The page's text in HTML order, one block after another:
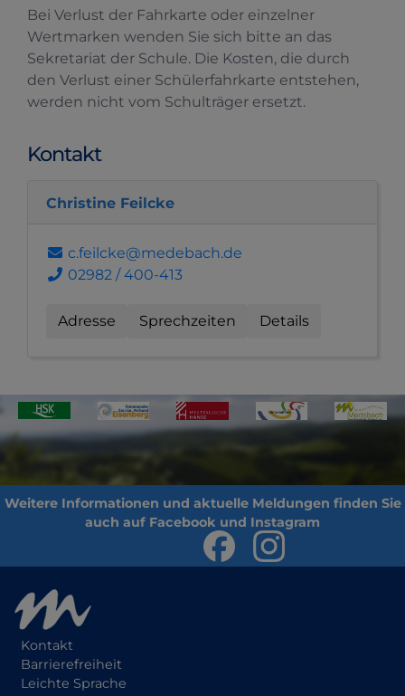
Bei Verlust der Fahrkarte oder einzelner
Wertmarken wenden Sie sich bitte an das
Sekretariat der Schule. Die Kosten, die durch
den Verlust einer Schülerfahrkarte entstehen,
werden nicht vom Schulträger ersetzt.
Kontakt
Christine Feilcke
c.feilcke@medebach.de
02982 / 400-413
Adresse Sprechzeiten Details
Kontakt
Barrierefreiheit
Leichte Sprache